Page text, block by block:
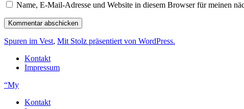
Name, E-Mail-Adresse und Website in diesem Browser für meinen
Spuren im Vest, Mit Stolz präsentiert von WordPress.
Kontakt
Impressum
“My
Kontakt